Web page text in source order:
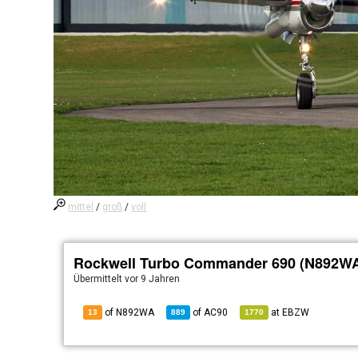
mittel / groß /voll
Rockwell Turbo Commander 690
Übermitteltvor 9 Jahren
13 of N892WA 889 ofAC90 1770 at EBZW